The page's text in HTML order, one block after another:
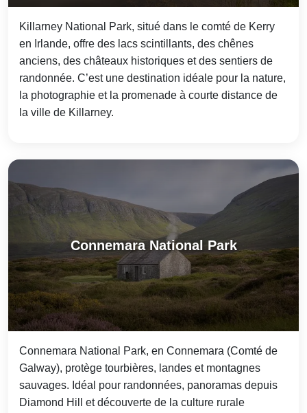
Killarney National Park, situé dans le comté de Kerry
en Irlande, offre des lacs scintillants, des chênes
anciens, des châteaux historiques et des sentiers de
randonnée. C’est une destination idéale pour la nature,
la photographie et la promenade à courte distance de
la ville de Killarney.
Connemara National Park
Connemara National Park, en Connemara (Comté de
Galway), protège tourbières, landes et montagnes
sauvages. Idéal pour randonnées, panoramas depuis
Diamond Hill et découverte de la culture rurale